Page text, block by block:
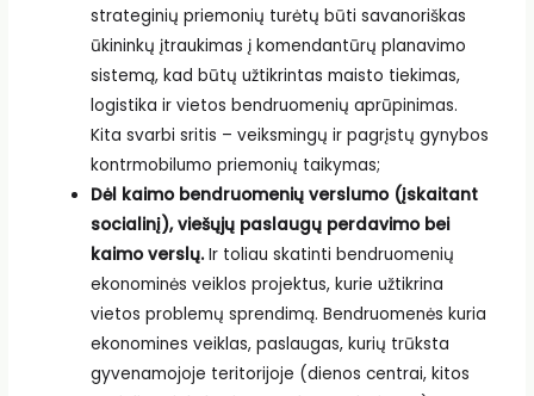
strateginių priemonių turėtų būti savanoriškas
ūkininkų įtraukimas į komendantūrų planavimo
sistemą, kad būtų užtikrintas maisto tiekimas,
logistika ir vietos bendruomenių aprūpinimas.
Kita svarbi sritis – veiksmingų ir pagrįstų gynybos
kontrmobilumo priemonių taikymas;
Dėl kaimo bendruomenių verslumo (įskaitant
socialinį), viešųjų paslaugų perdavimo bei
kaimo verslų.Ir toliau skatinti bendruomenių
ekonominės veiklos projektus, kurie užtikrina
vietos problemų sprendimą. Bendruomenės kuria
ekonomines veiklas, paslaugas, kurių trūksta
gyvenamojoje teritorijoje (dienos centrai, kitos